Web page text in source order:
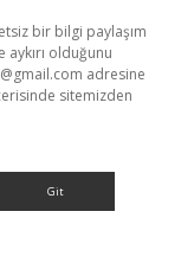
bir bilgi paylaşım
olduğunu
adresine
sitemizden